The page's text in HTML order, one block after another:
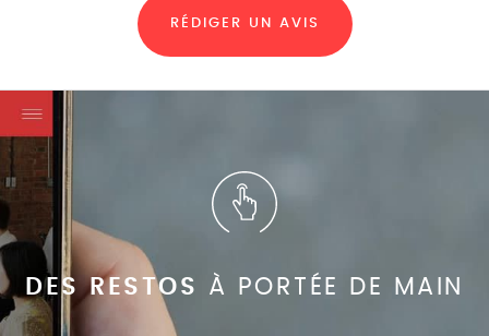
RÉDIGER UN AVIS
DES RESTOS À PORTÉE DE MAIN